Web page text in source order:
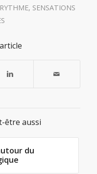
RYTHME, SENSATIONS
être aussi
du